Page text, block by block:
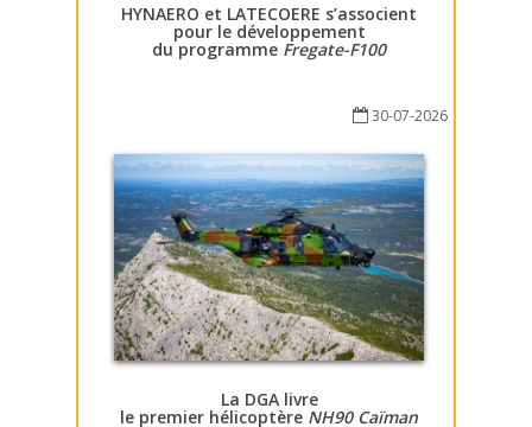
HYNAERO et LATECOERE s’associent
pour le développement
du programme Fregate-F100
30-07-2026
La DGA livre
le premier hélicoptère NH90 Caïman